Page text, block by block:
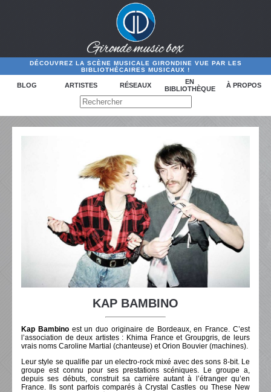
DÉCOUVREZ LA SCÈNE MUSICALE GIRONDINE VUE PAR LES
BIBLIOTHÉCAIRES MUSICAUX !
BLOG ARTISTES RÉSEAUX
EN
BIBLIOTHÈQUE
À PROPOS
KAP BAMBINO
Kap Bambinoest un duo originaire de Bordeaux, en France. C’est
l’association de deux artistes : Khima France et Groupgris, de leurs
vrais noms Caroline Martial (chanteuse) et Orion Bouvier (machines).
Leur style se qualifie par un electro-rock mixé avec des sons 8-bit. Le
groupe est connu pour ses prestations scéniques. Le groupe a,
depuis ses débuts, construit sa carrière autant à l’étranger qu’en
France. Ils sont parfois comparés à Crystal Castles ou These New